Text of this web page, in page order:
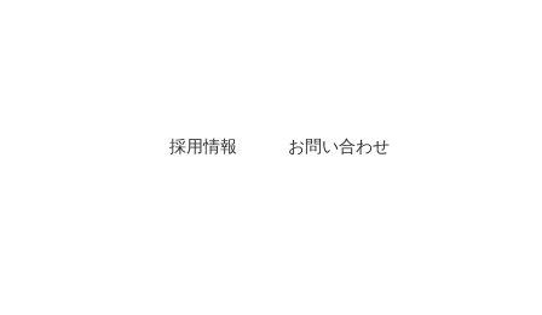
採用情報 お問い合わせ